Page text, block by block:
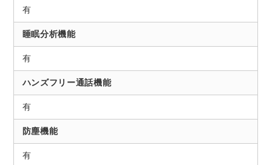
有
睡眠分析機能
有
ハンズフリー通話機能
有
防塵機能
有